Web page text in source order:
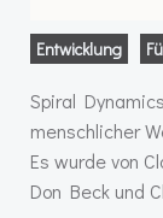
Entwicklung
Spiral
menschlicher
Es wurde von
Don Beck und